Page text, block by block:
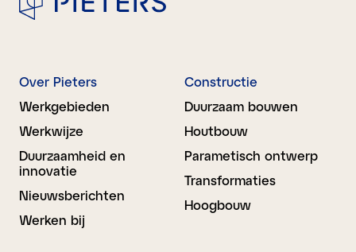
Over Pieters
Werkgebieden
Werkwijze
Duurzaamheid en
innovatie
Nieuwsberichten
Werken bij
Constructie
Duurzaam bouwen
Houtbouw
Parametisch ontwerp
Transformaties
Hoogbouw